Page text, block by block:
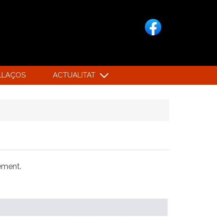
ACTUALITAT